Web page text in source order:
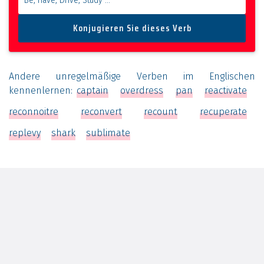
Andere unregelmäßige Verben im Englischen
kennenlernen: captain overdress pan
reactivate
reconnoitre
reconvert recount
recuperate
replevy
shark sublimate